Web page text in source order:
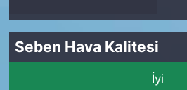
Seben Hava Kalitesi
İyi